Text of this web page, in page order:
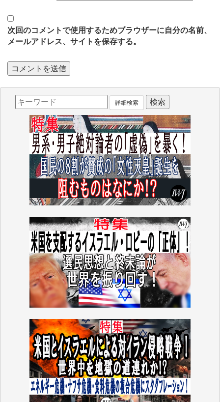
次回のコメントで使用するためブラウザーに自分の名前、
メールアドレス、サイトを保存する。
詳細検索